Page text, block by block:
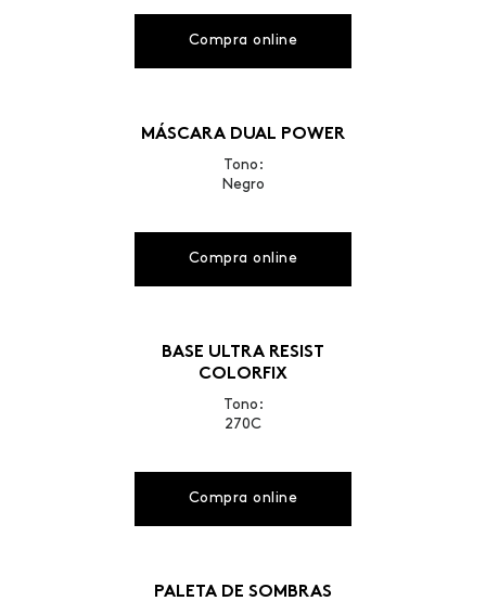
Compra online
MÁSCARA DUAL POWER
Tono:
Negro
Compra online
BASE ULTRA RESIST
COLORFIX
Tono:
270C
Compra online
PALETA DE SOMBRAS